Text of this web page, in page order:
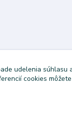
udelenia súhlasu
cookies môžete